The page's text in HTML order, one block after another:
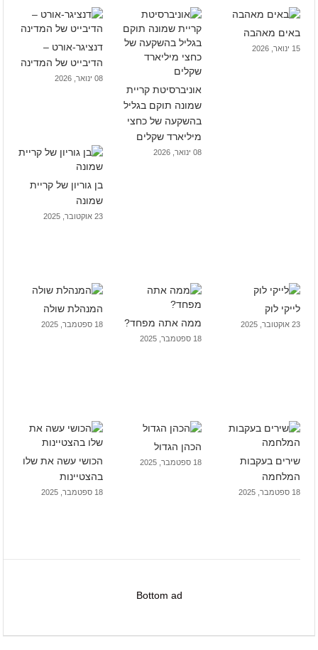
באים מאהבה
15 ינואר, 2026
אוניברסיטת קריית
שמונה תוקם בגליל
בהשקעה של כחצי
מיליארד שקלים
08 ינואר, 2026
דנציגר-אורט –
הדיבייט של המדינה
08 ינואר, 2026
בן גוריון של קריית
שמונה
23 אוקטובר, 2025
לייקי לוק
23 אוקטובר, 2025 ממה אתה מפחד?
18 ספטמבר, 2025
המנהלת שולה
18 ספטמבר, 2025
שירים בעקבות
המלחמה
18 ספטמבר, 2025
הכהן הגדול
18 ספטמבר, 2025
הכושי עשה את שלו
בהצטיינות
18 ספטמבר, 2025
Bottom ad